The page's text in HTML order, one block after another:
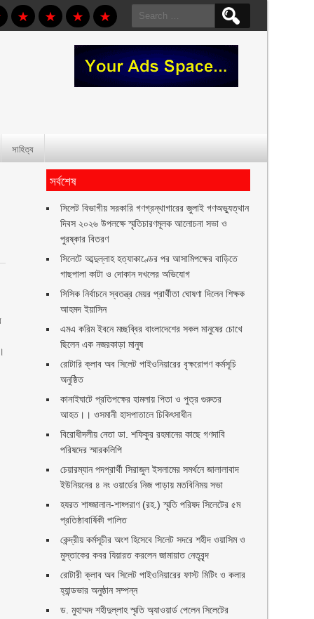
Search
for:
সাহিত্য
সর্বশেষ
সিলেট বিভাগীয় সরকারি গণগ্রন্থাগারের জুলাই গণঅভ্যুত্থান
দিবস ২০২৬ উপলক্ষে স্মৃতিচারণমূলক আলোচনা সভা ও
পুরষ্কার বিতরণ ‎ ‎
সিলেটে আব্দুল্লাহ হত্যাকাণ্ডের পর আসামিপক্ষের বাড়িতে
গাছপালা কাটা ও দোকান দখলের অভিযোগ
সিসিক নির্বাচনে স্বতন্ত্র মেয়র প্রার্থীতা ঘোষণা দিলেন শিক্ষক
আহমদ ইয়াসিন
এমএ করিম ইবনে মচ্ছব্বির বাংলাদেশের সকল মানুষের চোখে
ছিলেন এক নজরকাড়া মানুষ ‎
রোটারি ক্লাব অব সিলেট পাইওনিয়ারের বৃক্ষরোপণ কর্মসূচি
অনুষ্ঠিত
কানাইঘাটে প্রতিপক্ষের হামলায় পিতা ও পুত্র গুরুতর
আহত।। ওসমানী হাসপাতালে চিকিৎসাধীন
বিরোধীদলীয় নেতা ডা. শফিকুর রহমানের কাছে গণদাবি
পরিষদের স্মারকলিপি ‎
চেয়ারম্যান পদপ্রার্থী সিরাজুল ইসলামের সমর্থনে জালালাবাদ
ইউনিয়নের ৪ নং ওয়ার্ডের নিজ পাড়ায় মতবিনিময় সভা
হযরত শাহ্জালাল-শাহ্পরাণ (রহ.) স্মৃতি পরিষদ সিলেটের ৫ম
প্রতিষ্ঠাবার্ষিকী পালিত ‎​
কেন্দ্রীয় কর্মসূচীর অংশ হিসেবে সিলেট সদরে শহীদ ওয়াসিম ও
মুস্তাকের কবর যিয়ারত করলেন জামায়াত নেতৃবৃন্দ ‎
রোটারী ক্লাব অব সিলেট পাইওনিয়ারের ফাস্ট মিটিং ও কলার
হ্যান্ডভার অনুষ্ঠান সম্পন্ন
ড. মুহাম্মদ শহীদুল্লাহ স্মৃতি অ্যাওয়ার্ড পেলেন সিলেটের